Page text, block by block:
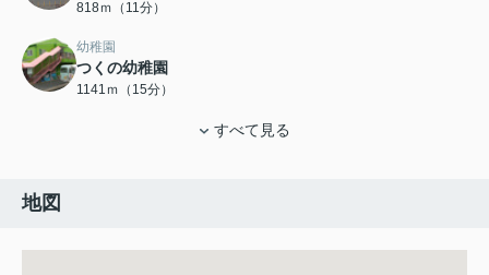
818ｍ（11分）
幼稚園
つくの幼稚園
1141ｍ（15分）
すべて見る
地図